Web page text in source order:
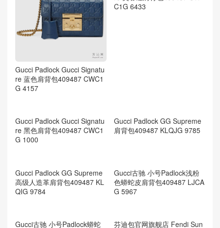
Gucci古驰酒神包 Dionysus
GG虎头 肩背包403348
KHNNN 8665
Gucci古驰酒神包 Padlock
re 蓝色肩背包409487 CWC1
G 4157
Gucci Padlock Gucci Signatu
re 芙蓉红肩背包409487 CW
C1G 6433